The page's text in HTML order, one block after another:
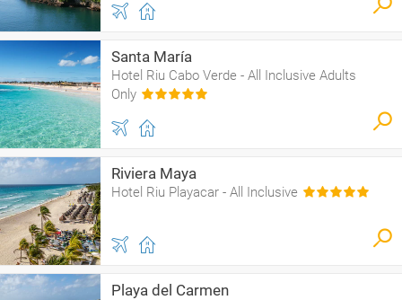
Santa María
Hotel Riu Cabo Verde - All Inclusive Adults
Only
Riviera Maya
Hotel Riu Playacar - All Inclusive
Playa del Carmen